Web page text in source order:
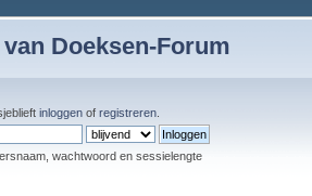
Doeksen-Forum
inloggen of registreren
wachtwoord en sessielengte